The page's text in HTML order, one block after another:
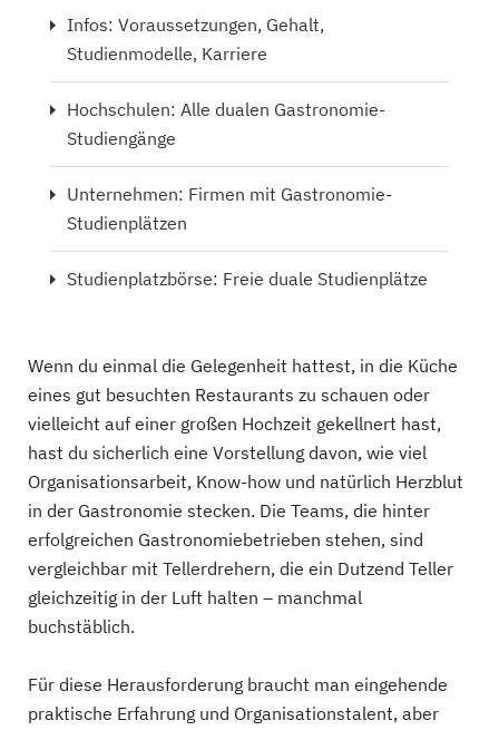
Infos: Voraussetzungen, Gehalt,
Studienmodelle, Karriere
Hochschulen: Alle dualen Gastronomie-
Studiengänge
Unternehmen: Firmen mit Gastronomie-
Studienplätzen
Studienplatzbörse: Freie duale Studienplätze
Wenn du einmal die Gelegenheit hattest, in die Küche
eines gut besuchten Restaurants zu schauen oder
vielleicht auf einer großen Hochzeit gekellnert hast,
hast du sicherlich eine Vorstellung davon, wie viel
Organisationsarbeit, Know-how und natürlich Herzblut
in der Gastronomie stecken. Die Teams, die hinter
erfolgreichen Gastronomiebetrieben stehen, sind
vergleichbar mit Tellerdrehern, die ein Dutzend Teller
gleichzeitig in der Luft halten – manchmal
buchstäblich.
Für diese Herausforderung braucht man eingehende
praktische Erfahrung und Organisationstalent, aber